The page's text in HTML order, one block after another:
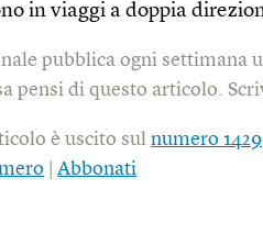
in viaggi a doppia
pubblica ogni settimana
pensi di questo articolo.
è uscito sulnumero 1429
|Abbonati